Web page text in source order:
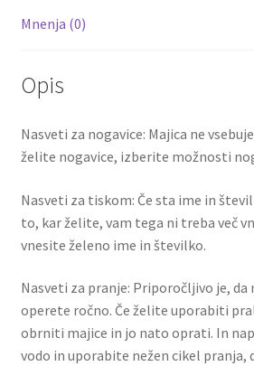
Mnenja (0)
Opis
Nasveti za nogavice: Majica ne
želite nogavice, izberite možnosti
Nasveti za tiskom: Če sta ime in
to, kar želite, vam tega ni treba več
vnesite želeno ime in številko.
Nasveti za pranje: Priporočljivo je,
operete ročno. Če želite uporabiti
obrniti majice in jo nato oprati. In
vodo in uporabite nežen cikel